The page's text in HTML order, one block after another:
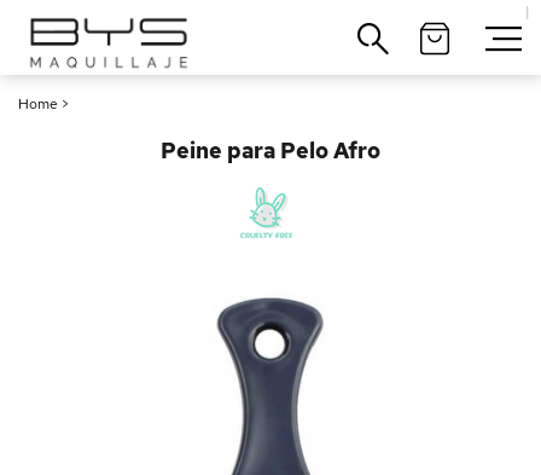
|
Home >
Peine para Pelo Afro
Cerrar